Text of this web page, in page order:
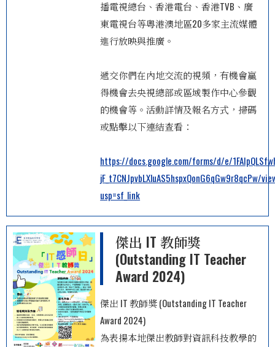
播電視總台、香港電台、香港TVB、廣
東電視台等粵港澳地區20多家主流媒體
進行放映與推廣。
遞交你們在內地交流的視頻，有機會贏
得機會去央視總部或區域製作中心參觀
的機會等。活動詳情及報名方式，掃碼
或點擊以下連結查看：
https://docs.google.com/forms/d/e/
jF_t7CNJpvbLXluAS5hspxQonG6qGw9r8qcPw/
usp=sf_link
傑出 IT 教師獎
(Outstanding IT Teacher
Award 2024)
傑出 IT 教師獎 (Outstanding IT Teacher
Award 2024)
為表揚本地傑出教師對資訊科技教學的